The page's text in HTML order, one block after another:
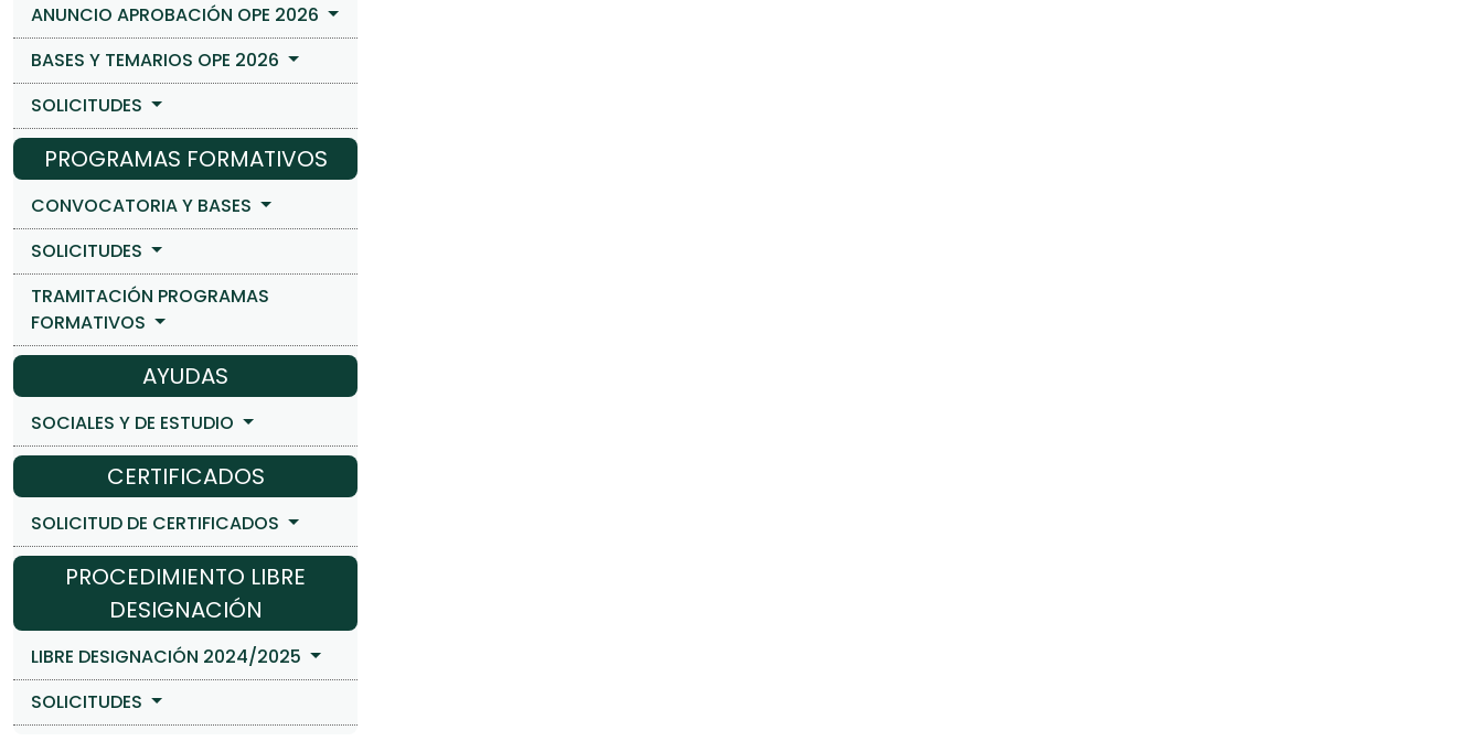
ANUNCIO APROBACIÓN OPE 2026
BASES Y TEMARIOS OPE 2026
SOLICITUDES
PROGRAMAS FORMATIVOS
CONVOCATORIA Y BASES
SOLICITUDES
TRAMITACIÓN PROGRAMAS
FORMATIVOS
AYUDAS
SOCIALES Y DE ESTUDIO
CERTIFICADOS
SOLICITUD DE CERTIFICADOS
PROCEDIMIENTO LIBRE
DESIGNACIÓN
LIBRE DESIGNACIÓN 2024/2025
SOLICITUDES